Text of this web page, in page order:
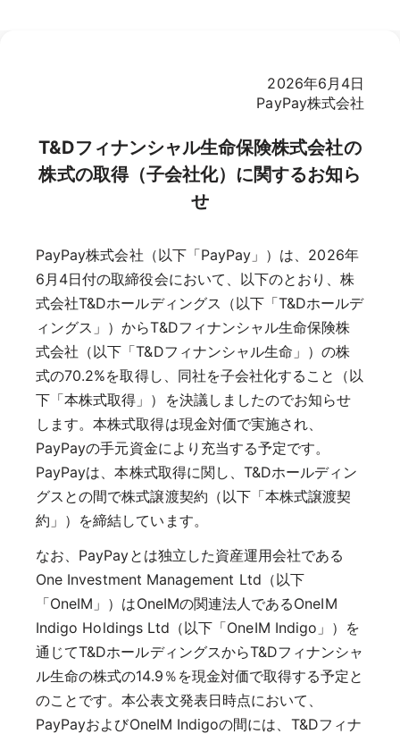
2026年6月4日
PayPay株式会社
T&Dフィナンシャル生命保険株式会社の
株式の取得（子会社化）に関するお知ら
せ
PayPay株式会社（以下「PayPay」）は、2026年
6月4日付の取締役会において、以下のとおり、株
式会社T&Dホールディングス（以下「T&Dホールデ
ィングス」）からT&Dフィナンシャル生命保険株
式会社（以下「T&Dフィナンシャル生命」）の株
式の70.2%を取得し、同社を子会社化すること（以
下「本株式取得」）を決議しましたのでお知らせ
します。本株式取得は現金対価で実施され、
PayPayの手元資金により充当する予定です。
PayPayは、本株式取得に関し、T&Dホールディン
グスとの間で株式譲渡契約（以下「本株式譲渡契
約」）を締結しています。
なお、PayPayとは独立した資産運用会社である
One Investment Management Ltd（以下
「OneIM」）はOneIMの関連法人であるOneIM
Indigo Holdings Ltd（以下「OneIM Indigo」）を
通じてT&DホールディングスからT&Dフィナンシャ
ル生命の株式の14.9％を現金対価で取得する予定と
のことです。本公表文発表日時点において、
PayPayおよびOneIM Indigoの間には、T&Dフィナ